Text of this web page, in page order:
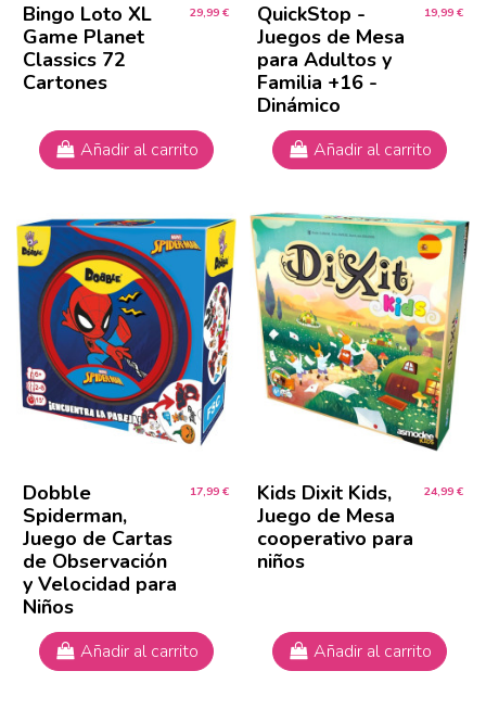
Bingo Loto XL
Game Planet
Classics 72
Cartones
29,99 €
Añadir al carrito
QuickStop -
Juegos de Mesa
para Adultos y
Familia +16 -
Dinámico
19,99 €
Añadir al carrito
Dobble
Spiderman,
Juego de Cartas
de Observación
y Velocidad para
Niños
17,99 €
Añadir al carrito
Kids Dixit Kids,
Juego de Mesa
cooperativo para
niños
24,99 €
Añadir al carrito